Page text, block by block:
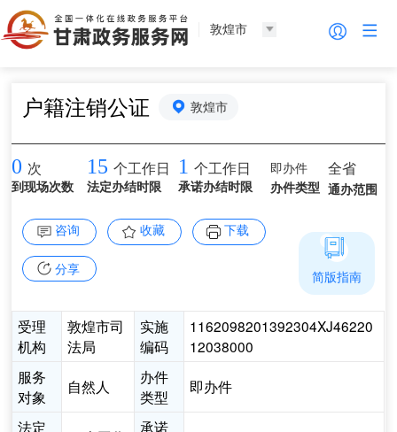
敦煌市
户籍注销公证 敦煌市
0 次
到现场次数
15 个工作日
法定办结时限
1 个工作日
承诺办结时限
即办件
办件类型
全省
通办范围
咨询 收藏 下载
分享
受理
机构
敦煌市司
法局
实施
编码
1162098201392304XJ46220
12038000
服务
对象
自然人
办件
类型
即办件
法定
承诺
简版指南